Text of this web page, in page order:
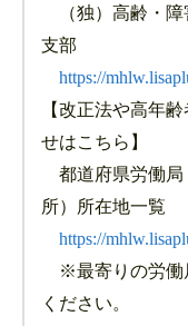
（独）高齢・障
支部
https://
【改正法や高年
せはこちら】
都道府県労働局
所）所在地一覧
https://
※最寄りの労働
ください。